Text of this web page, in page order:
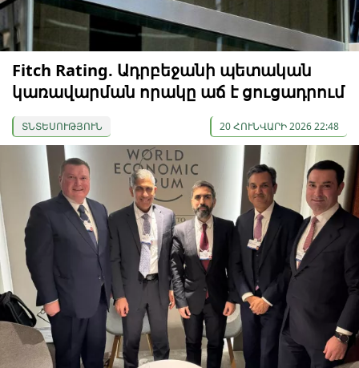
Fitch Rating. Ադրբեջանի պետական
կառավարման որակը աճ է ցուցադրում
ՏՆՏԵՍՈՒԹՅՈՒՆ 20 ՀՈՒՆՎԱՐԻ 2026 22:48